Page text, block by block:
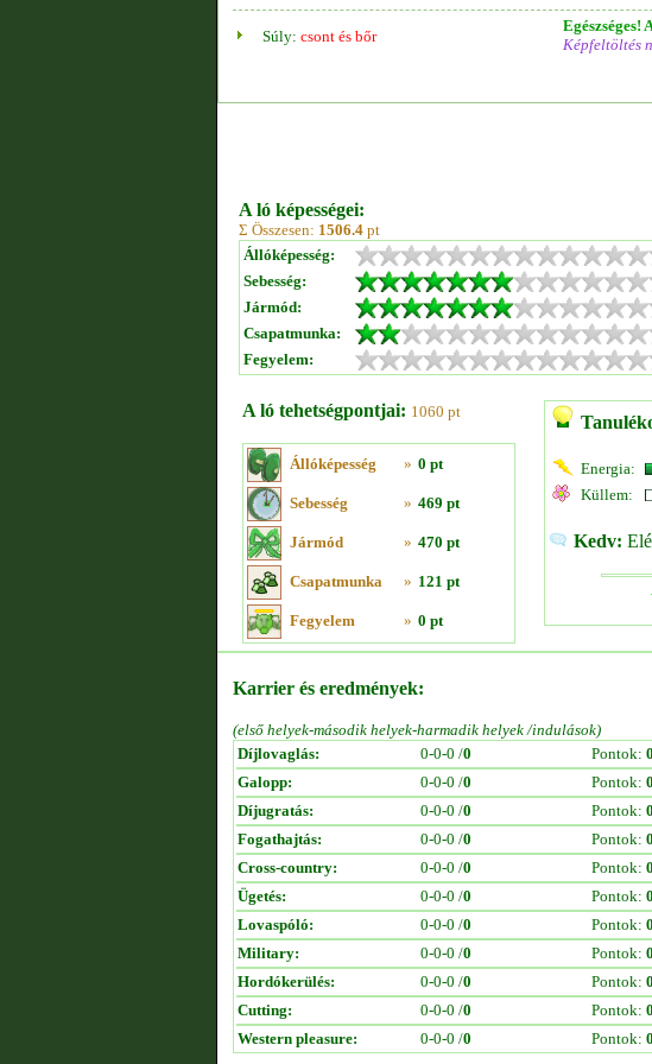
Súly: csont és bőr
Egészséges!
Képfeltöltés
A ló képességei:
Σ Összesen: 1506.4 pt
Állóképesség:
Sebesség:
Jármód:
Csapatmunka:
Fegyelem:
A ló tehetségpontjai: 1060 pt
Állóképesség » 0 pt
Sebesség » 469 pt
Jármód » 470 pt
Csapatmunka » 121 pt
Fegyelem » 0 pt
Energia:
Küllem:
Kedv:
Karrier és eredmények:
(első helyek-második helyek-harmadik helyek /indulások)
Díjlovaglás:
0-0-0 /0 Pontok:
Galopp:
0-0-0 /0 Pontok:
Díjugratás:
0-0-0 /0 Pontok:
Fogathajtás:
0-0-0 /0 Pontok:
Cross-country:
0-0-0 /0 Pontok:
Ügetés:
0-0-0 /0 Pontok:
Lovaspóló:
0-0-0 /0 Pontok:
Military:
0-0-0 /0 Pontok:
Hordókerülés:
0-0-0 /0 Pontok:
Cutting:
0-0-0 /0 Pontok:
Western pleasure:
0-0-0 /0 Pontok: